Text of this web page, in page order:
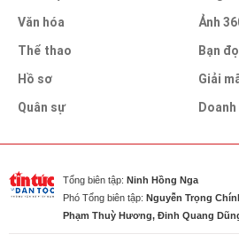
Văn hóa
Thể thao
Hồ sơ
Quân sự
Ảnh
Bạn
Giải
Tổng biên tập: Ninh Hồng Nga
Phó Tổng biên tập: Nguyễn Trọng
Phạm Thuỳ Hương, Đinh Quang